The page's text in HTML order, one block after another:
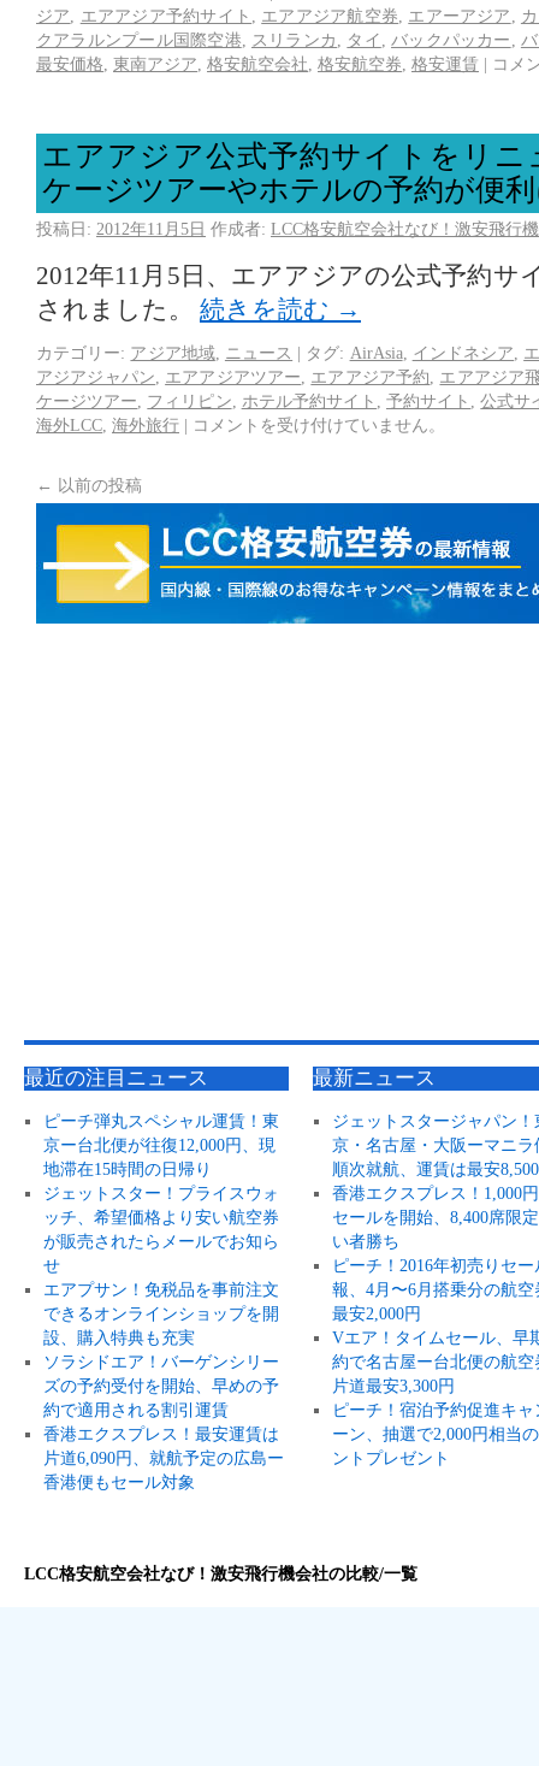
ジア
エアアジア予約サイト エアアジア航空券 エアーアジア
クアラルンプール国際空港
スリランカ タイ バックパッカー
最安価格 東南アジア 格安航空会社 格安航空券 格安運賃 | コメ
エアアジア公式予約サイトをリニ
ケージツアーやホテルの予約が便
投稿日: 2012年11月5日 作成者: LCC格安航空会社なび！激安飛行
2012年11月5日、エアアジアの公式予約サ
されました。 続きを読む →
カテゴリー: アジア地域 ニュース | タグ: AirAsia, インドネシア
アジアジャパン
エアアジアツアー エアアジア予約
エアアジア
ケージツアー
フィリピン ホテル予約サイト ,予約サイト ,公式サ
海外LCC 海外旅行 | コメントを受け付けていません。
← 以前の投稿
最近の注目ニュース
ピーチ弾丸スペシャル運賃！東
京ー台北便が往復12,000円、現
地滞在15時間の日帰り
ジェットスター！プライスウォ
ッチ、希望価格より安い航空券
が販売されたらメールでお知ら
せ
エアプサン！免税品を事前注文
できるオンラインショップを開
設、購入特典も充実
ソラシドエア！バーゲンシリー
ズの予約受付を開始、早めの予
約で適用される割引運賃
香港エクスプレス！最安運賃は
片道6,090円、就航予定の広島ー
香港便もセール対象
最新ニュース
ジェットスタージャパン！
京・名古屋・大阪ーマニラ
順次就航、運賃は最安
香港エクスプレス！1,000
セールを開始、8,400席限
い者勝ち
ピーチ！2016年初売りセー
報、4月〜6月搭乗分の航空
最安2,000円
Vエア！タイムセール、早
約で名古屋ー台北便の航空
片道最安3,300円
ピーチ！宿泊予約促進キャ
ーン、抽選で2,000円相当
ントプレゼント
LCC格安航空会社なび！激安飛行機会社の比較/一覧